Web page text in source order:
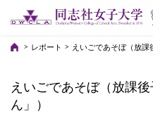
レポート えいごであそぼ（放課
えいごであそぼ（放課
ん」）